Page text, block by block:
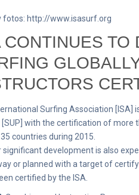
fotos: http://www.isasurf.org
CONTINUES TO
Surfing Association [ISA]
[SUP] with the certification of more
countries during 2015.
significant development is also
or planned with a target of
certified by the ISA.